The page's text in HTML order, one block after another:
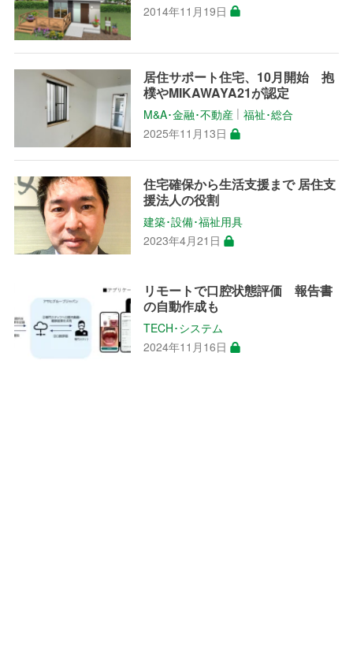
2014年11月19日
居住サポート住宅、10月開始 抱
樸やMIKAWAYA21が認定
M&A･金融･不動産 │福祉･総合
2025年11月13日
住宅確保から生活支援まで 居住支
援法人の役割
建築･設備･福祉用具
2023年4月21日
リモートで口腔状態評価 報告書
の自動作成も
TECH･システム
2024年11月16日